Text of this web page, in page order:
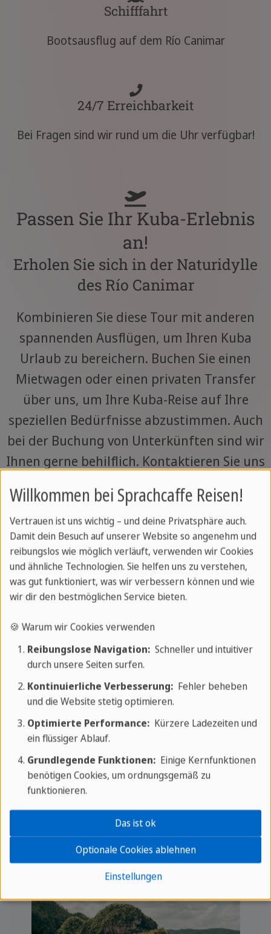
Schifffahrt
Bootsausflug auf dem Río Canimar
24/7 Erreichbarkeit
Bei Fragen sind wir rund um die Uhr verfügbar!
Passen Sie Ihr Kuba-Erlebnis
an!
Erholen Sie sich in der Naturidylle
des Río Canimar
Kombinieren Sie diese Tour mit anderen
spannenden Ausflügen, um Ihren Kuba
Urlaub zu bereichern. Buchen Sie einen
Mietwagen oder einen privaten Transfer
über uns, um Ihre Kuba-Reise auf Ihre
speziellen Bedürfnisse abzustimmen. Auch
bei der Buchung von Unterkünften sind wir
Ihnen gerne behilflich. Kontaktieren Sie uns
Ihr Reiseexperte
Abenteuerliche Kuba Ausflüge
Touren und Ausflüge
Willkommen bei Sprachcaffe Reisen!
Vertrauen ist uns wichtig – und deine Privatsphäre auch.
Damit dein Besuch auf unserer Website so angenehm und
reibungslos wie möglich verläuft, verwenden wir Cookies
und ähnliche Technologien. Sie helfen uns zu verstehen,
was gut funktioniert, was wir verbessern können und wie
wir dir den bestmöglichen Service bieten.
🍪 Warum wir Cookies verwenden
Reibungslose Navigation:Schneller und intuitiver
durch unsere Seiten surfen.
Kontinuierliche Verbesserung:Fehler beheben
und die Website stetig optimieren.
Optimierte Performance:Kürzere Ladezeiten und
ein flüssiger Ablauf.
Grundlegende Funktionen:Einige Kernfunktionen
benötigen Cookies, um ordnungsgemäß zu
funktionieren.
Einstellungen
Optionale Cookies ablehnen
Das ist ok